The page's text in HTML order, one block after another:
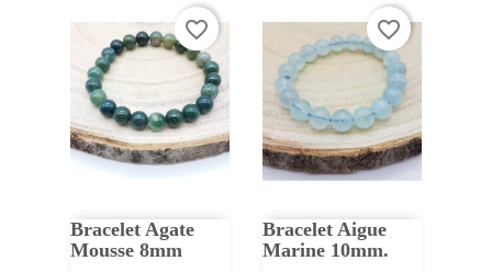
Bracelet Agate
Mousse 8mm
favorite_border
Bracelet Aigue
Marine 10mm.
favorite_border